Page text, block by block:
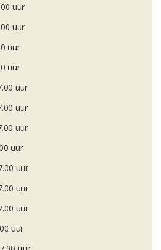
uur
uur
uur
uur
uur
uur
uur
uur
uur
uur
uur
uur